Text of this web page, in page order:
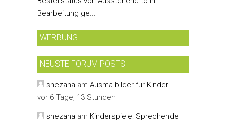
Bearbeitung ge...
WERBUNG
NEUSTE FORUM POSTS
snezana am Ausmalbilder für Kinder
vor 6 Tage, 13 Stunden
snezana am Kinderspiele: Sprechende